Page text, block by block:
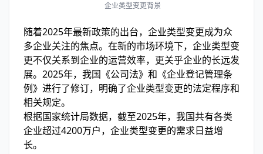
企业类型变更背景
随着2025年最新政策的出台，企业类型变更成为众
多企业关注的焦点。在新的市场环境下，企业类型变
更不仅关系到企业的运营效率，更关乎企业的长远发
展。2025年，我国《公司法》和《企业登记管理条
例》进行了修订，明确了企业类型变更的法定程序和
相关规定。
根据国家统计局数据，截至2025年，我国共有各类
企业超过4200万户，企业类型变更的需求日益增
长。